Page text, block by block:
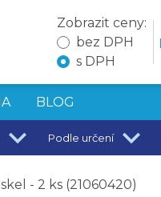
Zobrazit ceny:
bez DPH
s DPH
BLOG
Podle určení
- 2 ks (21060420)